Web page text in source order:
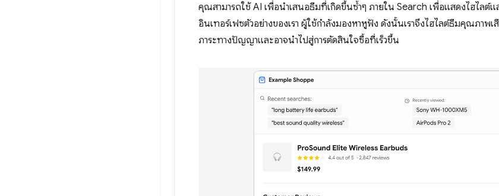
คุณสามารถใช้ AI เพื่อนำเสนอธีมที่เกิดขึ้นซ้ำๆ ภายใน Search เพื่อแสดงไฮไล
อินเทอร์เฟซตัวอย่างของเรา ผู้ใช้กำลังมองหาหูฟัง ดังนั้นเราจึงไฮไลต์ธีมคุณภาพเ
ภาระทางปัญญาและอาจนำไปสู่การตัดสินใจซื้อที่เร็วขึ้น